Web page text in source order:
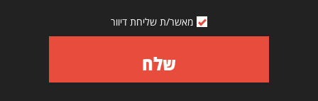
מאשר/ת שליחת דיוור
שלח